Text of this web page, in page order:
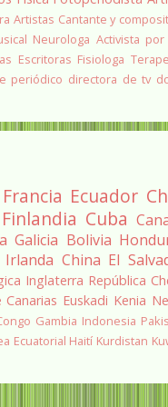
Artistas Cantante y
Neurologa Activista
Escritoras Fisiologa
periódico directora de tv
Francia Ecuador
Finlandia Cuba
Galicia Bolivia
Irlanda China El
Inglaterra República
Canarias Euskadi Kenia
Gambia Indonesia
Ecuatorial Haití Kurdistan